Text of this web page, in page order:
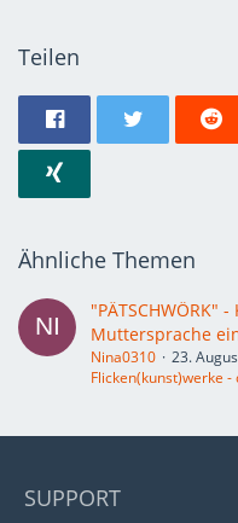
Teilen
Ähnliche Themen
Muttersprache
Nina0310
23.
Flicken(kunst)werke
SUPPORT